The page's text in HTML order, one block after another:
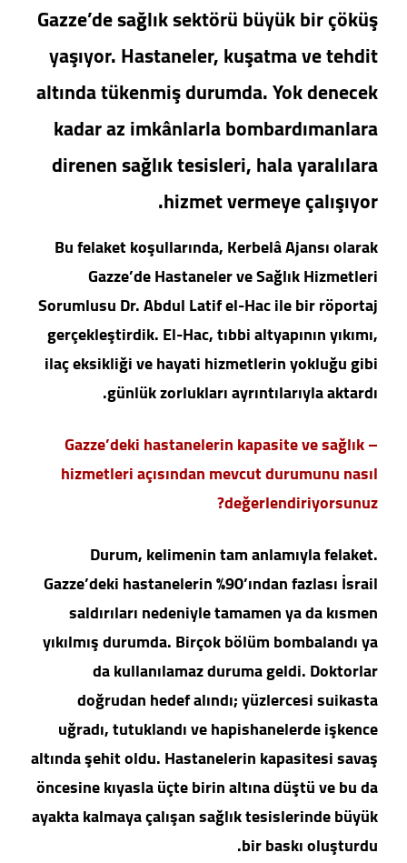
Gazze’de sağlık sektörü büyük bir çöküş
yaşıyor. Hastaneler, kuşatma ve tehdit
altında tükenmiş durumda. Yok denecek
kadar az imkânlarla bombardımanlara
direnen sağlık tesisleri, hala yaralılara
hizmet vermeye çalışıyor.
Bu felaket koşullarında, Kerbelâ Ajansı olarak
Gazze’de Hastaneler ve Sağlık Hizmetleri
Sorumlusu Dr. Abdul Latif el-Hac ile bir röportaj
gerçekleştirdik. El-Hac, tıbbi altyapının yıkımı,
ilaç eksikliği ve hayati hizmetlerin yokluğu gibi
günlük zorlukları ayrıntılarıyla aktardı.
– Gazze’deki hastanelerin kapasite ve sağlık
hizmetleri açısından mevcut durumunu nasıl
değerlendiriyorsunuz?
Durum, kelimenin tam anlamıyla felaket.
Gazze’deki hastanelerin %90’ından fazlası İsrail
saldırıları nedeniyle tamamen ya da kısmen
yıkılmış durumda. Birçok bölüm bombalandı ya
da kullanılamaz duruma geldi. Doktorlar
doğrudan hedef alındı; yüzlercesi suikasta
uğradı, tutuklandı ve hapishanelerde işkence
altında şehit oldu. Hastanelerin kapasitesi savaş
öncesine kıyasla üçte birin altına düştü ve bu da
ayakta kalmaya çalışan sağlık tesislerinde büyük
bir baskı oluşturdu.